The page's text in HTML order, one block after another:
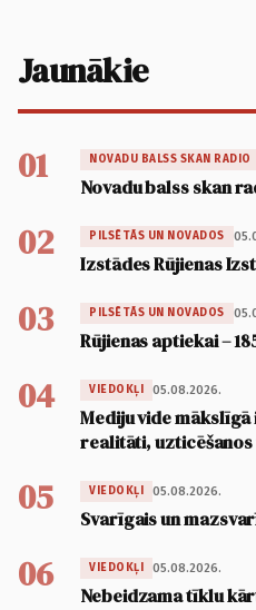
Jaunākie
01 NOVADU BALSS SKAN RADIO
Novadu balss skan
02 PILSĒTĀS UN NOVADOS
Izstādes Rūjienas
03 PILSĒTĀS UN NOVADOS
Rūjienas aptiekai –
04 VIEDOKĻI 05.08.2026.
Mediju vide
realitāti, uzticēšanos
05 VIEDOKĻI 05.08.2026.
Svarīgais un
06 VIEDOKĻI 05.08.2026.
Nebeidzama tīklu